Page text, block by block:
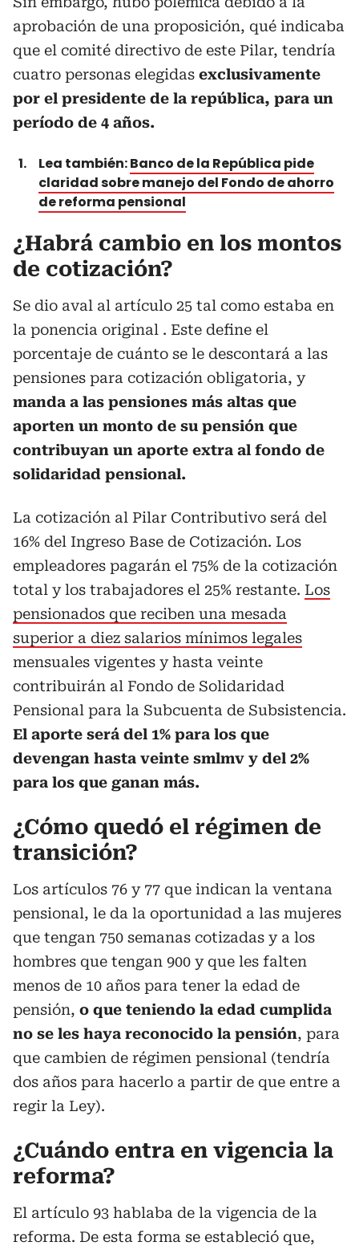
aprobación de una proposición, qué indicaba
que el comité directivo de este Pilar, tendría
cuatro personas elegidas exclusivamente
por el presidente de la república, para un
período de 4 años.
Lea también:Banco de la República pide
claridad sobre manejo del Fondo de ahorro
de reforma pensional
¿Habrá cambio en los montos
de cotización?
Se dio aval al artículo 25 tal como estaba en
la ponencia original . Este define el
porcentaje de cuánto se le descontará a las
pensiones para cotización obligatoria, y
manda a las pensiones más altas que
aporten un monto de su pensión que
contribuyan un aporte extra al fondo de
solidaridad pensional.
La cotización al Pilar Contributivo será del
16% del Ingreso Base de Cotización. Los
empleadores pagarán el 75% de la cotización
total y los trabajadores el 25% restante. Los
pensionados que reciben una mesada
superior a diez salarios mínimos legales
mensuales vigentes y hasta veinte
contribuirán al Fondo de Solidaridad
Pensional para la Subcuenta de Subsistencia.
El aporte será del 1% para los que
devengan hasta veinte smlmv y del 2%
para los que ganan más.
¿Cómo quedó el régimen de
transición?
Los artículos 76 y 77 que indican la ventana
pensional, le da la oportunidad a las mujeres
que tengan 750 semanas cotizadas y a los
hombres que tengan 900 y que les falten
menos de 10 años para tener la edad de
pensión, o que teniendo la edad cumplida
no se les haya reconocido la pensión, para
que cambien de régimen pensional (tendría
dos años para hacerlo a partir de que entre a
regir la Ley).
¿Cuándo entra en vigencia la
reforma?
El artículo 93 hablaba de la vigencia de la
reforma. De esta forma se estableció que,